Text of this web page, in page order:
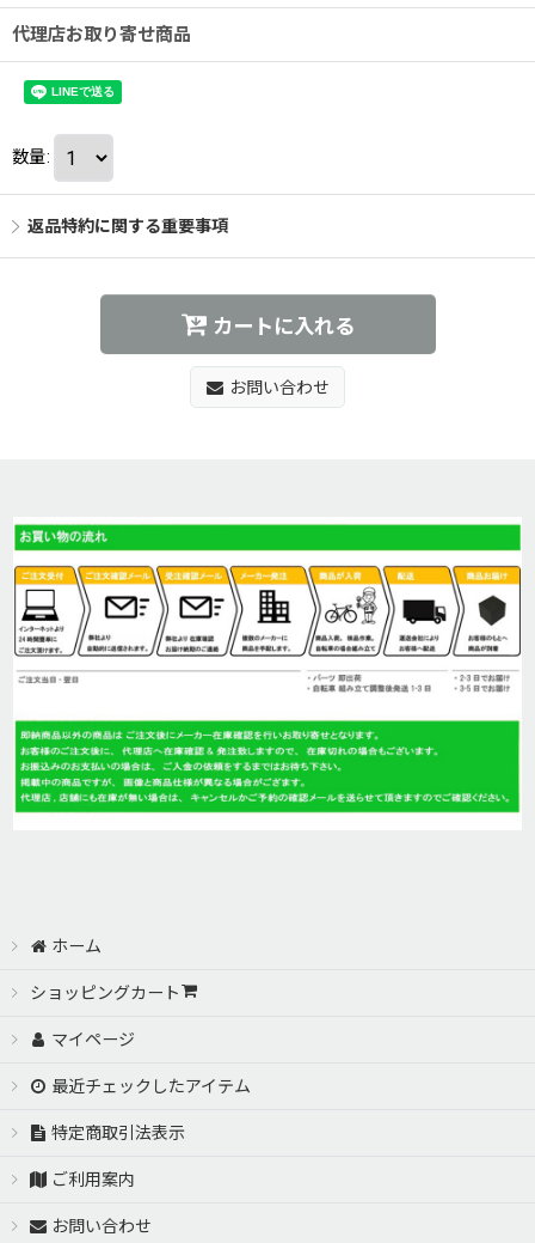
代理店お取り寄せ商品
数量:
返品特約に関する重要事項
カートに入れる
お問い合わせ
ホーム
ショッピングカート
マイページ
最近チェックしたアイテム
特定商取引法表示
ご利用案内
お問い合わせ